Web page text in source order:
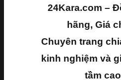
24Kara.com –
hãng, Giá
Chuyên trang
kinh nghiệm và
tầm